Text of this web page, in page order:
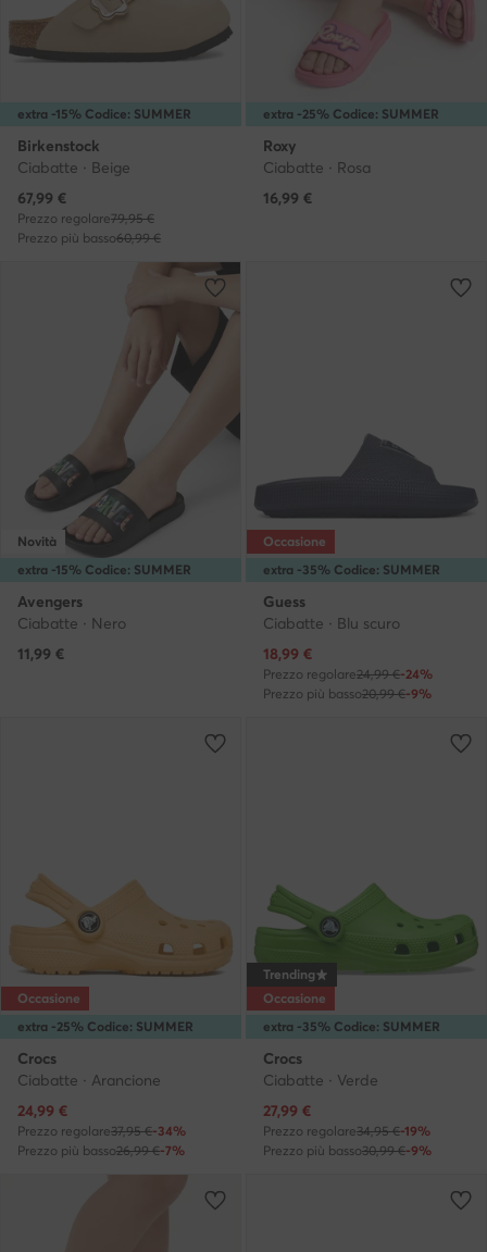
extra -15% Codice: SUMMER
Birkenstock
Ciabatte · Beige
Prezzo attuale
67,99 €
Prezzo regolare79,95 €
Prezzo più basso60,99 €
extra -25% Codice: SUMMER
Roxy
Ciabatte · Rosa
16,99 €
extra -15% Codice: SUMMER
Novità
Avengers
Ciabatte · Nero
11,99 €
extra -35% Codice: SUMMER
Occasione
Guess
Ciabatte · Blu scuro
Prezzo attuale
18,99 €
Prezzo regolare24,99 €-24%
Prezzo più basso20,99 €-9%
extra -25% Codice: SUMMER
Occasione
Crocs
Ciabatte · Arancione
Prezzo attuale
24,99 €
Prezzo regolare37,95 €-34%
Prezzo più basso26,99 €-7%
extra -35% Codice: SUMMER
Trending
Occasione
Crocs
Ciabatte · Verde
Prezzo attuale
27,99 €
Prezzo regolare34,95 €-19%
Prezzo più basso30,99 €-9%